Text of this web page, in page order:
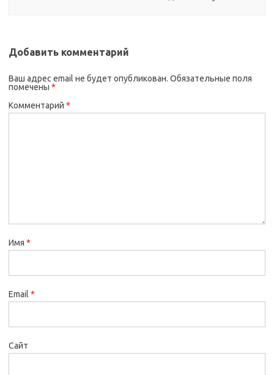
Добавить комментарий
Ваш адрес email не будет опубликован. Обязательные поля
помечены *
Комментарий *
Имя *
Email *
Сайт